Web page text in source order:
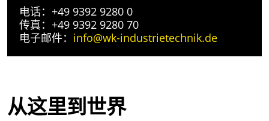
从这里到世界
电话：+49 9392 9280 0
传真：+49 9392 9280 70
电子邮件： info@wk-industrietechnik.de